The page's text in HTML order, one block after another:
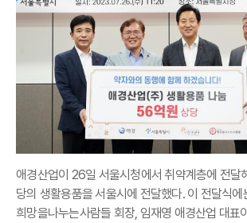
애경산업이 26일 서울시청에서 취약계층에 전달
당의 생활용품을 서울시에 전달했다. 이 전달식에
희망을나누는사람들 회장, 임재영 애경산업 대표